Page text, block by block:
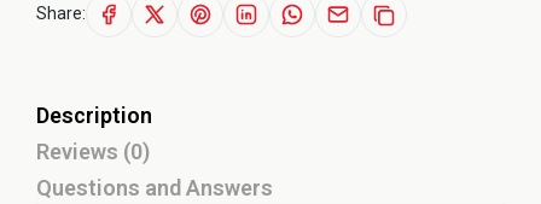
Share:
Description
Reviews (0)
Questions and Answers